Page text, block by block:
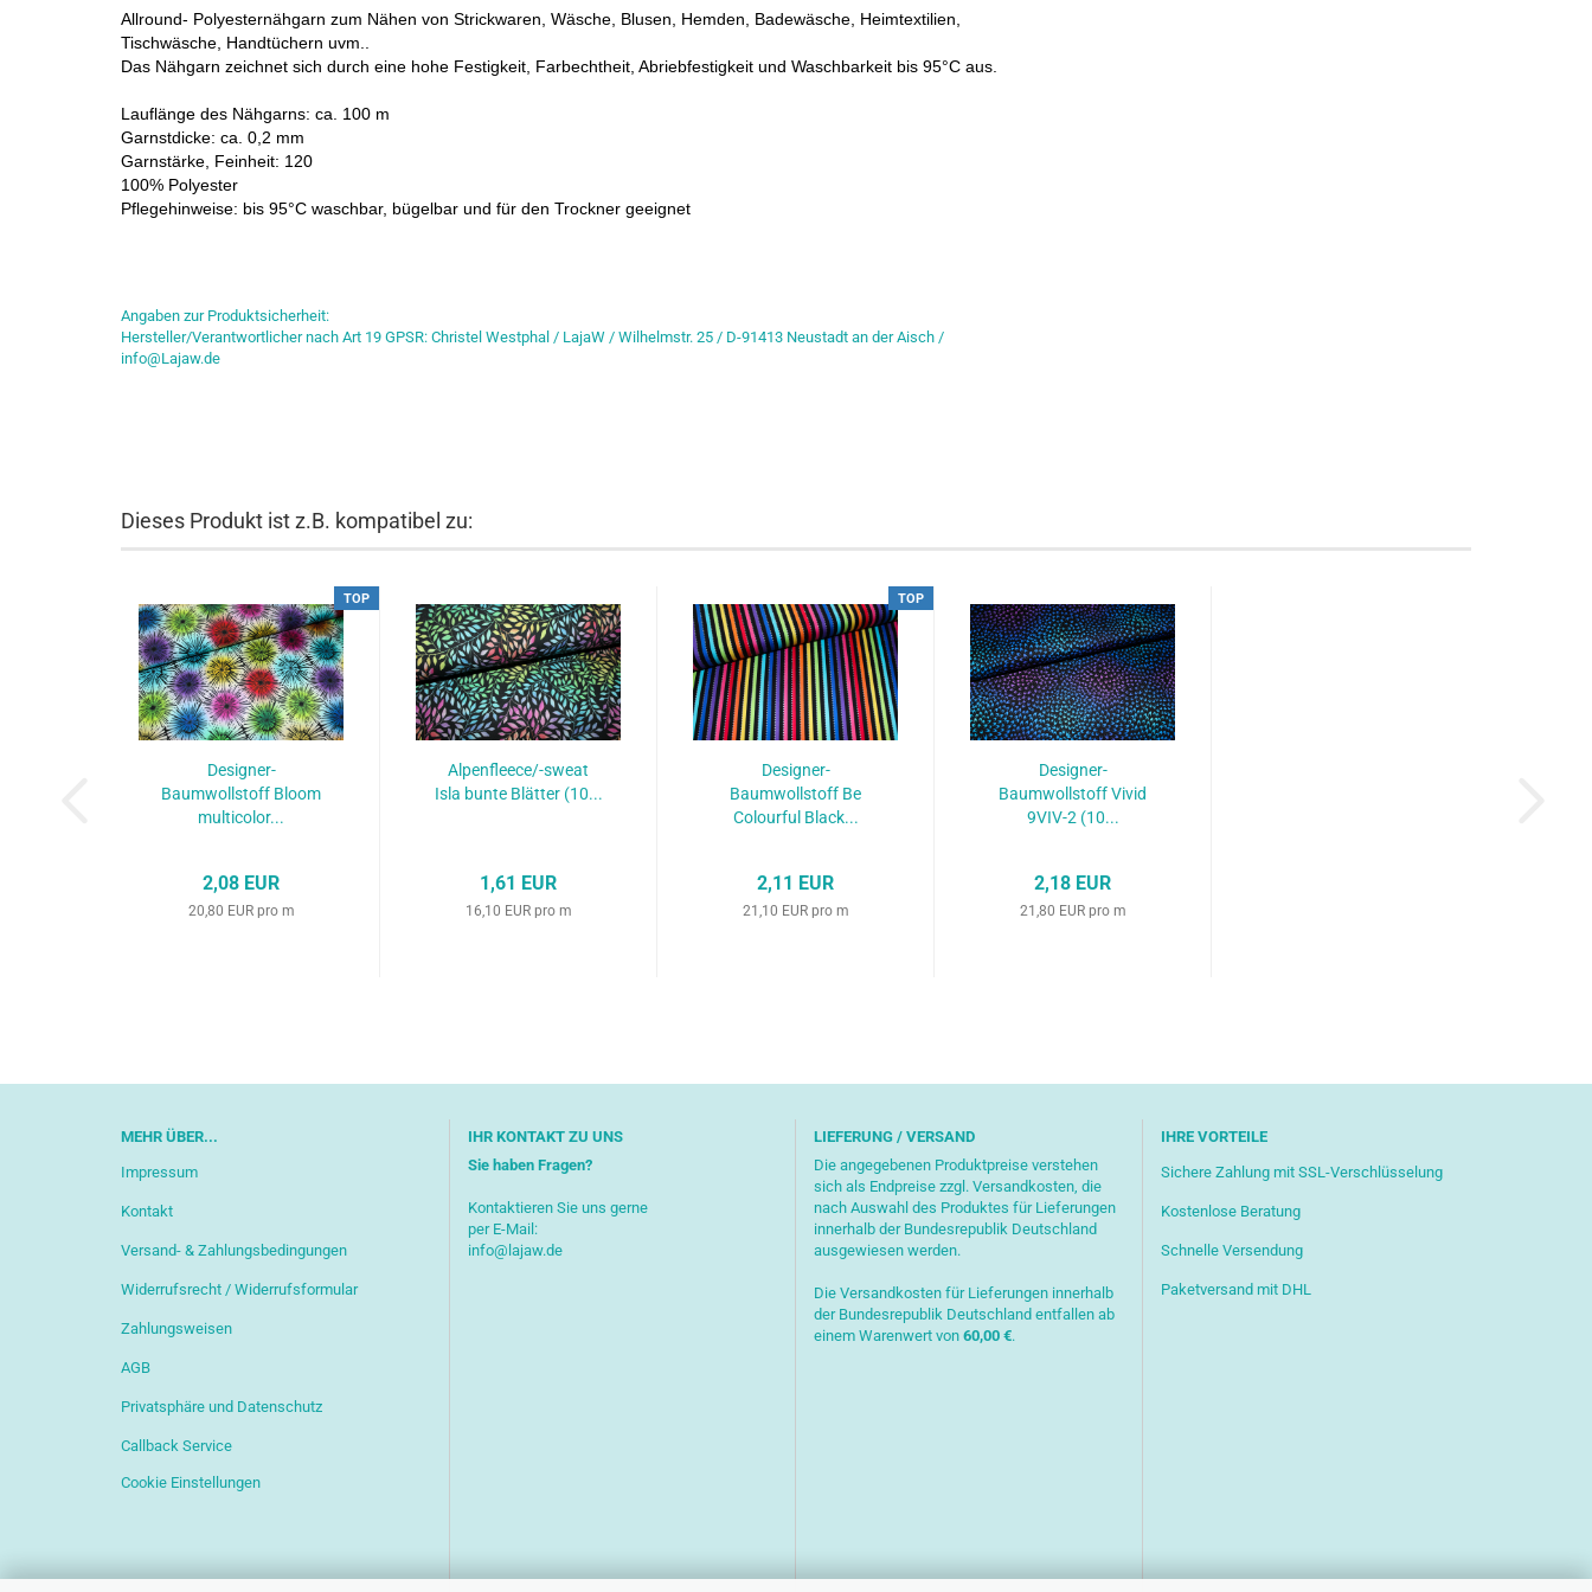
Allround- Polyesternähgarn zum Nähen von Strickwaren, Wäsche, Blusen, Hemden, Badewäsche, Heimtextilien,
Tischwäsche, Handtüchern uvm..
Das Nähgarn zeichnet sich durch eine hohe Festigkeit, Farbechtheit, Abriebfestigkeit und Waschbarkeit bis 95°C aus.
Lauflänge des Nähgarns: ca. 100 m
Garnstdicke: ca. 0,2 mm
Garnstärke, Feinheit: 120
100% Polyester
Pflegehinweise: bis 95°C waschbar, bügelbar und für den Trockner geeignet
Angaben zur Produktsicherheit:
Hersteller/Verantwortlicher nach Art 19 GPSR: Christel Westphal / LajaW / Wilhelmstr. 25 / D-91413 Neustadt an der Aisch /
info@Lajaw.de
Dieses Produkt ist z.B. kompatibel zu:
TOP
Designer-
Baumwollstoff Bloom
multicolor...
2,08 EUR
20,80 EUR pro m
Alpenfleece/-sweat
Isla bunte Blätter (10...
1,61 EUR
16,10 EUR pro m
TOP
Designer-
Baumwollstoff Be
Colourful Black...
2,11 EUR
21,10 EUR pro m
Designer-
Baumwollstoff Vivid
9VIV-2 (10...
2,18 EUR
21,80 EUR pro m
MEHR ÜBER...
Impressum
Kontakt
Versand- & Zahlungsbedingungen
Widerrufsrecht / Widerrufsformular
Zahlungsweisen
AGB
Privatsphäre und Datenschutz
Callback Service
Cookie Einstellungen
IHR KONTAKT ZU UNS
Sie haben Fragen?
Kontaktieren Sie uns gerne
per E-Mail:
info@lajaw.de
LIEFERUNG / VERSAND
Die angegebenen Produktpreise verstehen
sich als Endpreise zzgl. Versandkosten, die
nach Auswahl des Produktes für Lieferungen
innerhalb der Bundesrepublik Deutschland
ausgewiesen werden.
Die Versandkosten für Lieferungen innerhalb
der Bundesrepublik Deutschland entfallen ab
einem Warenwert von 60,00 €.
IHRE VORTEILE
Sichere Zahlung mit SSL-Verschlüsselung
Kostenlose Beratung
Schnelle Versendung
Paketversand mit DHL